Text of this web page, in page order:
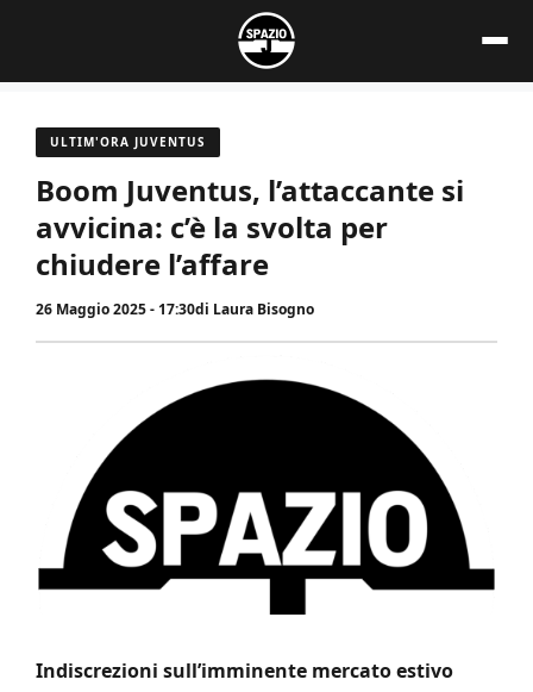
contenuto
ULTIM'ORA JUVENTUS
Boom Juventus, l’attaccante si
avvicina: c’è la svolta per
chiudere l’affare
26 Maggio 2025 - 17:30di Laura Bisogno
Indiscrezioni sull’imminente mercato estivo